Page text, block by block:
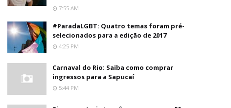
7:55 AM
#ParadaLGBT: Quatro temas foram pré-
selecionados para a edição de 2017
4:25 PM
Carnaval do Rio: Saiba como comprar
ingressos para a Sapucaí
5:44 PM